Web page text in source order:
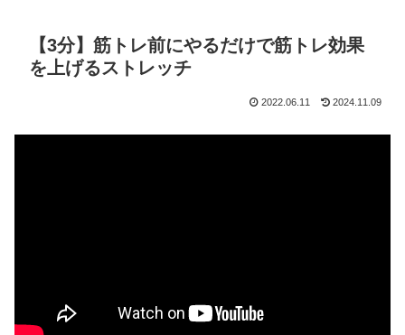
【3分】筋トレ前にやるだけで筋トレ効果
を上げるストレッチ
2022.06.11 2024.11.09